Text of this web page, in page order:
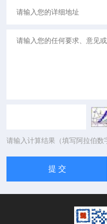
请输入计算结果（填写阿拉伯数